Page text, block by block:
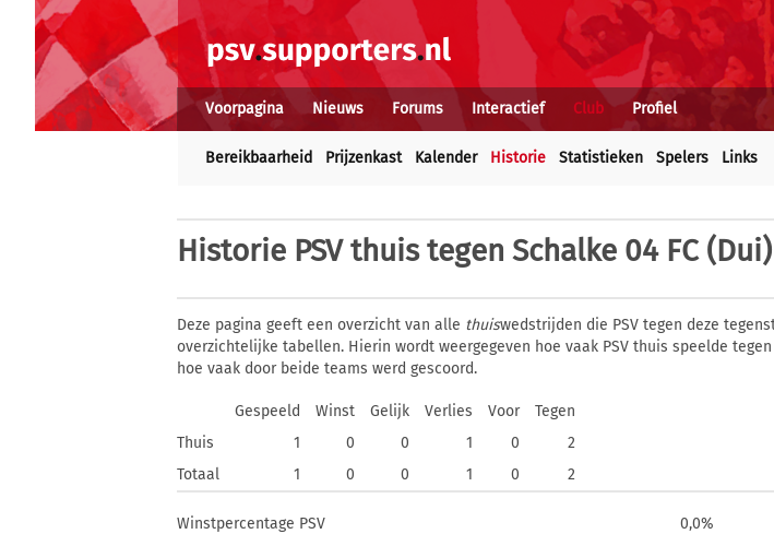
Voorpagina Nieuws Forums Interactief Club Profiel
Bereikbaarheid Prijzenkast Kalender Historie Statistieken Spelers Links
Historie PSV thuis tegen Schalke 04 FC
Deze pagina geeft een overzicht van alle thuiswedstrijden die PSV tegen deze
overzichtelijke tabellen. Hierin wordt weergegeven hoe vaak PSV thuis speelde
hoe vaak door beide teams werd gescoord.
Gespeeld Winst Gelijk Verlies Voor
Tegen
Thuis
1 0 0 1 0
2
Totaal
1 0 0 1 0 2
Winstpercentage PSV
0,0%